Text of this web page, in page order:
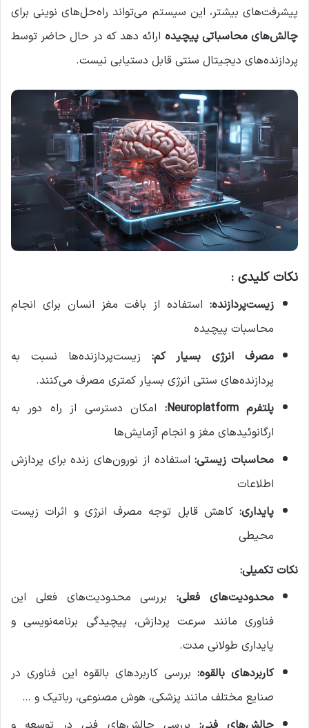
پیشرفت‌های بیشتر، این سیستم می‌تواند راه‌حل‌های نوینی برای
چالش‌های محاسباتی پیچیده ارائه دهد که در حال حاضر توسط
پردازنده‌های دیجیتال سنتی قابل دستیابی نیست.
نکات کلیدی :
زیست‌پردازنده: استفاده از بافت مغز انسان برای انجام
محاسبات پیچیده
مصرف انرژی بسیار کم: زیست‌پردازنده‌ها نسبت به
پردازنده‌های سنتی انرژی بسیار کمتری مصرف می‌کنند.
پلتفرم Neuroplatform:
امکان دسترسی از راه دور به
ارگانوئیدهای مغز و انجام آزمایش‌ها
محاسبات زیستی:استفاده از نورون‌های زنده برای پردازش
اطلاعات
پایداری: کاهش قابل توجه مصرف انرژی و اثرات زیست
محیطی
نکات تکمیلی:
محدودیت‌های فعلی:بررسی محدودیت‌های فعلی این
فناوری مانند سرعت پردازش، پیچیدگی برنامه‌نویسی و
پایداری طولانی مدت.
کاربردهای بالقوه: بررسی کاربردهای بالقوه این فناوری در
صنایع مختلف مانند پزشکی، هوش مصنوعی، رباتیک و …